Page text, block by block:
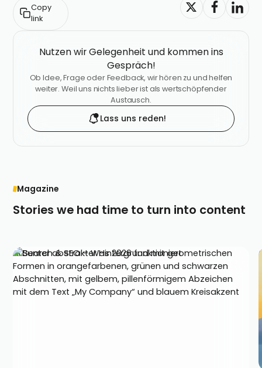
Copy
link
Nutzen wir Gelegenheit und kommen ins
Gespräch!
Ob Idee, Frage oder Feedback, wir hören zu und helfen
weiter. Weil uns nichts lieber ist als wertschöpfender
Austausch.
Lass uns reden!
Magazine
Stories we had time to turn into content
AI Search & SEO – Was 2026 funktioniert